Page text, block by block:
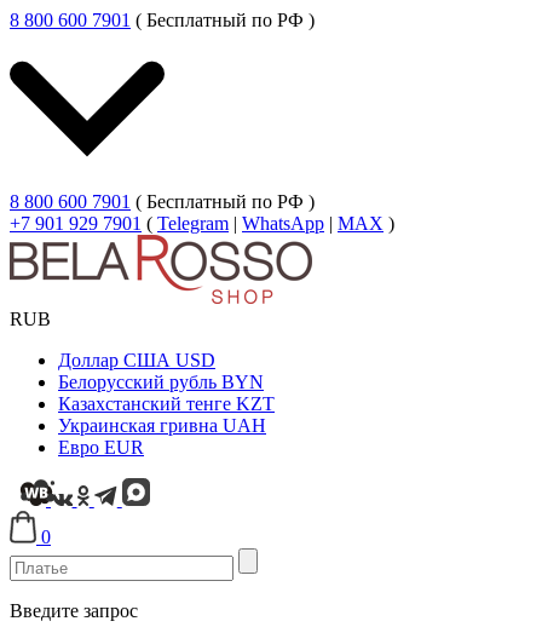
8 800 600 7901 ( Бесплатный по РФ )
8 800 600 7901 ( Бесплатный по РФ )
+7 901 929 7901 ( Telegram | WhatsApp | MAX )
RUB
Доллар США USD
Белорусский рубль BYN
Казахстанский тенге KZT
Украинская гривна UAH
Евро EUR
0
Введите запрос